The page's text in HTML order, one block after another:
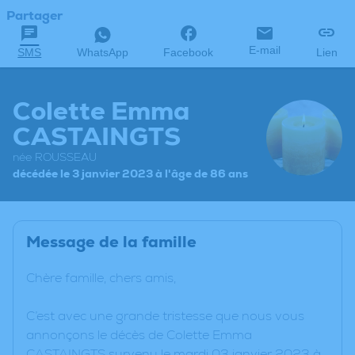
Partager
SMS WhatsApp Facebook E-mail Lien
Colette Emma
CASTAINGTS
née ROUSSEAU
décédée le 3 janvier 2023 à l'âge de 86 ans
Message de la famille
Chère famille, chers amis,
C’est avec une grande tristesse que nous vous
annonçons le décès de Colette Emma